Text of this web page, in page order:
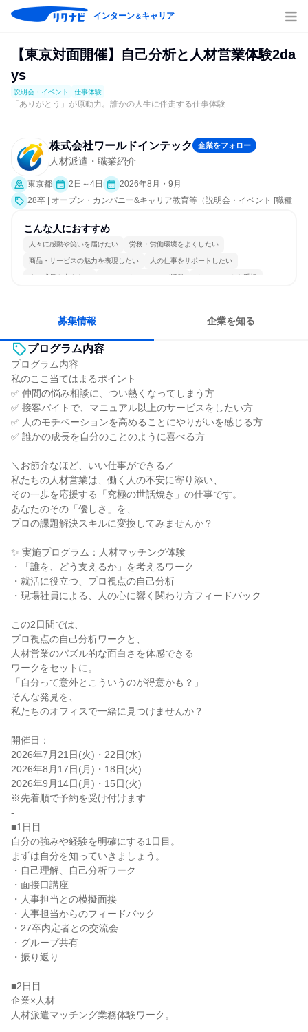
インターン＆キャリア
【東京対面開催】自己分析と人材営業体験2da
ys
説明会・イベント 仕事体験
「ありがとう」が原動力。誰かの人生に伴走する仕事体験
株式会社ワールドインテック 企業をフォロー
人材派遣・職業紹介
東京都 2日～4日
2026年8月・9月
28卒 | オープン・カンパニー&キャリア教育等（説明会・イベント [職種
業界研究]、仕事体験）
こんな人におすすめ
人々に感動や笑いを届けたい 労務・労働環境をよくしたい
商品・サービスの魅力を表現したい 人の仕事をサポートしたい
人の成長を支えたい コミュニケーションが活発 チームワークを重視
募集情報 企業を知る
プログラム内容
プログラム内容
私のここ当てはまるポイント
✅ 仲間の悩み相談に、つい熱くなってしまう方
✅ 接客バイトで、マニュアル以上のサービスをしたい方
✅ 人のモチベーションを高めることにやりがいを感じる方
✅ 誰かの成長を自分のことのように喜べる方
＼お節介なほど、いい仕事ができる／
私たちの人材営業は、働く人の不安に寄り添い、
その一歩を応援する「究極の世話焼き」の仕事です。
あなたのその「優しさ」を、
プロの課題解決スキルに変換してみませんか？
✨ 実施プログラム：人材マッチング体験
・「誰を、どう支えるか」を考えるワーク
・就活に役立つ、プロ視点の自己分析
・現場社員による、人の心に響く関わり方フィードバック
この2日間では、
プロ視点の自己分析ワークと、
人材営業のパズル的な面白さを体感できる
ワークをセットに。
「自分って意外とこういうのが得意かも？」
そんな発見を、
私たちのオフィスで一緒に見つけませんか？
開催日：
2026年7月21日(火)・22日(水)
2026年8月17日(月)・18日(火)
2026年9月14日(月)・15日(火)
※先着順で予約を受け付けます
-
■1日目
自分の強みや経験を明確にする1日目。
まずは自分を知っていきましょう。
・自己理解、自己分析ワーク
・面接口講座
・人事担当との模擬面接
・人事担当からのフィードバック
・27卒内定者との交流会
・グループ共有
・振り返り
■2日目
企業×人材
人材派遣マッチング業務体験ワーク。